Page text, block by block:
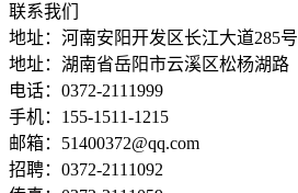
联系我们
地址：河南安阳开发区长江大道285号
地址：湖南省岳阳市云溪区松杨湖路
电话：0372-2111999
手机：155-1511-1215
邮箱：51400372@qq.com
招聘：0372-2111092